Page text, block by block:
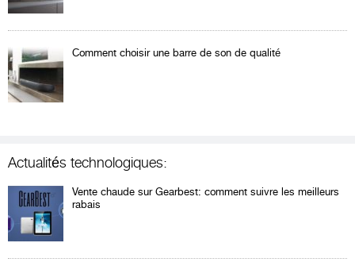
Comment choisir une barre de son de qualité
Actualités technologiques:
Vente chaude sur Gearbest: comment suivre les meilleurs
rabais